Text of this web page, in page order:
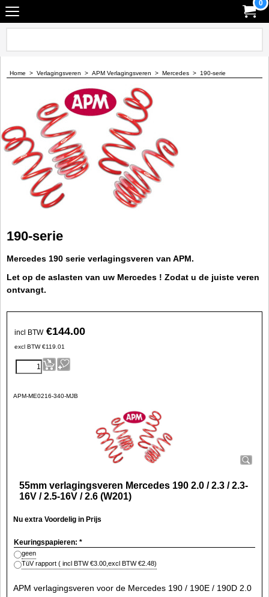
0
Home > Verlagingsveren > APM Verlagingsveren > Mercedes > 190-serie
190-serie
Mercedes 190 serie verlagingsveren van APM.
Let op de aslasten van uw Mercedes ! Zodat u de juiste veren
ontvangt.
incl BTW €144.00
excl BTW €119.01
APM-ME0216-340-MJB
55mm verlagingsveren Mercedes 190 2.0 / 2.3 / 2.3-
16V / 2.5-16V / 2.6 (W201)
Nu extra Voordelig in Prijs
Keuringspapieren: *
geen
TüV rapport ( incl BTW€3.00 excl BTW€2.48)
APM verlagingsveren voor de Mercedes 190 / 190E / 190D 2.0